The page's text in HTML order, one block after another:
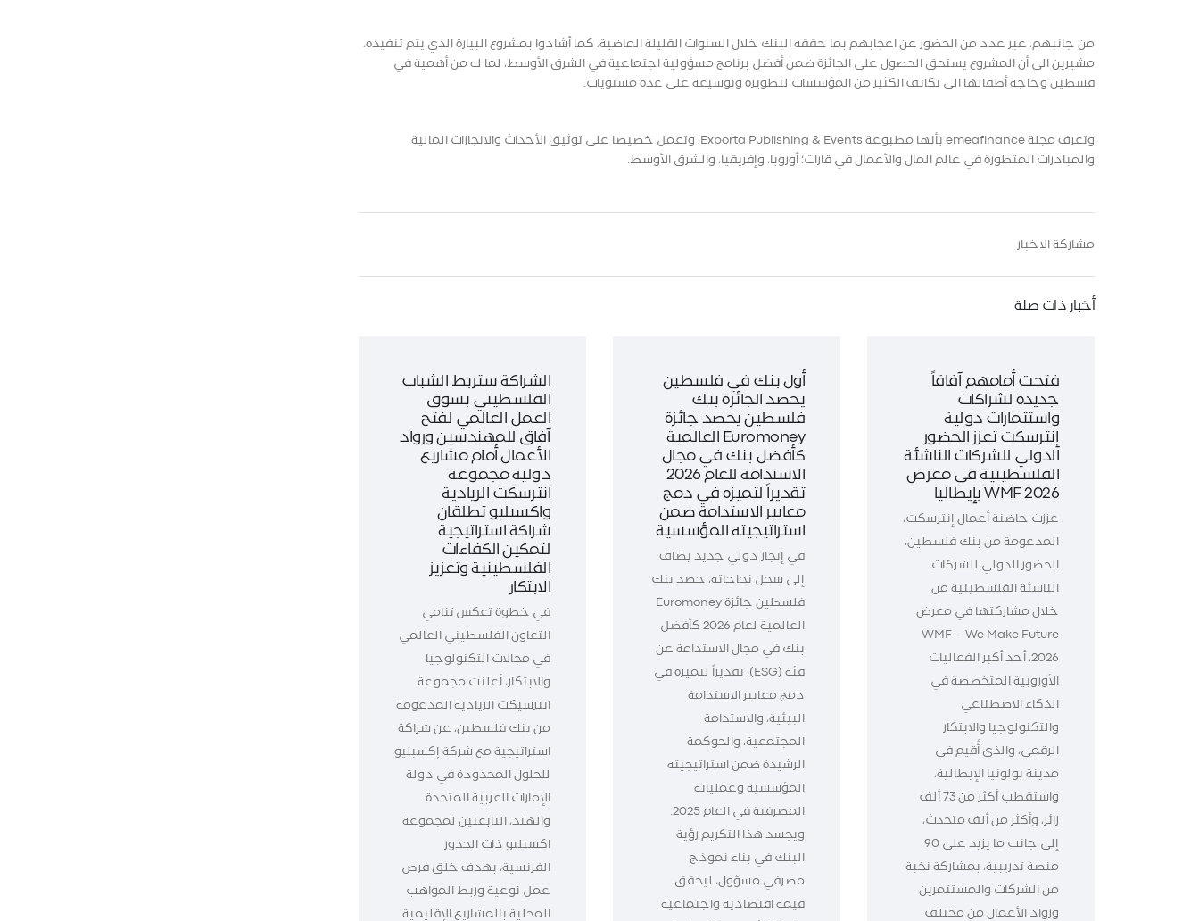
من جانبهم، عبر عدد من الحضور عن اعجابهم بما حققه البنك خلال السنوات القليلة الماضية، كما أشادوا بمشروع البيارة الذي يتم تنفيذه،
مشيرين الى أن المشروع يستحق الحصول على الجائزة ضمن أفضل برنامج مسؤولية اجتماعية في الشرق الأوسط، لما له من أهمية في
فسطين وحاجة أطفالها الى تكاتف الكثير من المؤسسات لتطويره وتوسيعه على عدة مستويات.
وتعرف مجلة emeafinance بأنها مطبوعة Exporta Publishing & Events، وتعمل خصيصا على توثيق الأحداث والانجازات المالية
والمبادرات المتطورة في عالم المال والأعمال في قارات؛ أوروبا، وإفريقيا، والشرق الأوسط.
مشاركة الاخبار
أخبار ذات صلة
فتحت أمامهم آفاقاً
جديدة لشراكات
واستثمارات دولية
إنترسكت تعزز الحضور
الدولي للشركات الناشئة
الفلسطينية في معرض
WMF 2026 بإيطاليا
عززت حاضنة أعمال إنترسكت،
المدعومة من بنك فلسطين،
الحضور الدولي للشركات
الناشئة الفلسطينية من
خلال مشاركتها في معرض
WMF – We Make Future
2026، أحد أكبر الفعاليات
الأوروبية المتخصصة في
الذكاء الاصطناعي
والتكنولوجيا والابتكار
الرقمي، والذي أُقيم في
مدينة بولونيا الإيطالية،
واستقطب أكثر من 73 ألف
زائر، وأكثر من ألف متحدث،
إلى جانب ما يزيد على 90
منصة تدريبية، بمشاركة نخبة
من الشركات والمستثمرين
ورواد الأعمال من مختلف
أول بنك في فلسطين
يحصد الجائزة بنك
فلسطين يحصد جائزة
Euromoney العالمية
كأفضل بنك في مجال
الاستدامة للعام 2026
تقديراً لتميزه في دمج
معايير الاستدامة ضمن
استراتيجيته المؤسسية
في إنجاز دولي جديد يضاف
إلى سجل نجاحاته، حصد بنك
فلسطين جائزة Euromoney
العالمية لعام 2026 كأفضل
بنك في مجال الاستدامة عن
فئة (ESG)، تقديراً لتميزه في
دمج معايير الاستدامة
البيئية، والاستدامة
المجتمعية، والحوكمة
الرشيدة ضمن استراتيجيته
المؤسسية وعملياته
المصرفية في العام 2025.
ويجسد هذا التكريم رؤية
البنك في بناء نموذج
مصرفي مسؤول، ليحقق
قيمة اقتصادية واجتماعية
الشراكة ستربط الشباب
الفلسطيني بسوق
العمل العالمي لفتح
آفاق للمهندسين ورواد
الأعمال أمام مشاريع
دولية مجموعة
انترسكت الريادية
واكسبليو تطلقان
شراكة استراتيجية
لتمكين الكفاءات
الفلسطينية وتعزيز
الابتكار
في خطوة تعكس تنامي
التعاون الفلسطيني العالمي
في مجالات التكنولوجيا
والابتكار، أعلنت مجموعة
انترسيكت الريادية المدعومة
من بنك فلسطين، عن شراكة
استراتيجية مع شركة إكسبليو
للحلول المحدودة في دولة
الإمارات العربية المتحدة
والهند، التابعتين لمجموعة
اكسبليو ذات الجذور
الفرنسية، بهدف خلق فرص
عمل نوعية وربط المواهب
المحلية بالمشاريع الإقليمية